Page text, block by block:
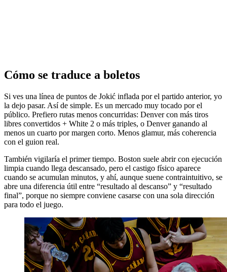
Cómo se traduce a boletos
Si ves una línea de puntos de Jokić inflada por el partido anterior, yo
la dejo pasar. Así de simple. Es un mercado muy tocado por el
público. Prefiero rutas menos concurridas: Denver con más tiros
libres convertidos + White 2 o más triples, o Denver ganando al
menos un cuarto por margen corto. Menos glamur, más coherencia
con el guion real.
También vigilaría el primer tiempo. Boston suele abrir con ejecución
limpia cuando llega descansado, pero el castigo físico aparece
cuando se acumulan minutos, y ahí, aunque suene contraintuitivo, se
abre una diferencia útil entre “resultado al descanso” y “resultado
final”, porque no siempre conviene casarse con una sola dirección
para todo el juego.